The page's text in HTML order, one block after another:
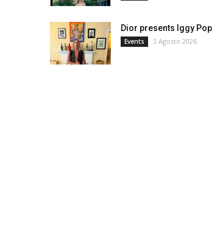
Dior presents Iggy Pop
Events 3 Agosto 2026